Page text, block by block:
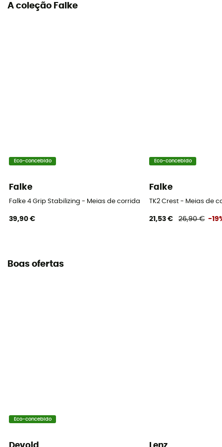
A coleção Falke
Eco-concebido
Falke
Falke 4 Grip Stabilizing - Meias de corrida
39,90 €
Eco-concebido
Falke
TK2 Crest - Meias de
21,53 € 26,90 € -
Boas ofertas
Eco-concebido
Devold Lenz